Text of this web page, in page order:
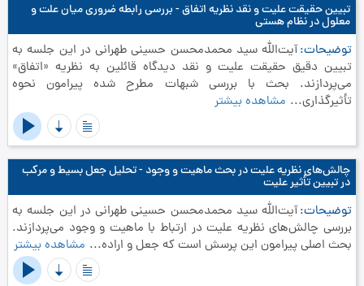
تبیین حقیقت علیت و نقد نظریه اتفاق - بررسی رابطه ضروری میان علت و
معلول در نظام هستی
توضیحات آیت‌الله سید محمدمحسن حسینی طهرانی در این جلسه به
تبیین دقیق حقیقت علیت و نقد دیدگاه قائلین به نظریه «اتفاق»
می‌پردازند. بحث با بررسی شبهات مطرح شده پیرامون نحوه
تأثیرگذاری... مشاهده بیشتر
چالش‌های نظریه علیت در بحث ماهیت و وجود - تحلیل جعل بسیط و مرکب
در تبیین تأثیر علیت
توضیحات آیت‌الله سید محمدمحسن حسینی طهرانی در این جلسه به
بررسی چالش‌های نظریه علیت در ارتباط با ماهیت و وجود می‌پردازند.
بحث اصلی پیرامون این پرسش است که جعل و اراده... مشاهده بیشتر